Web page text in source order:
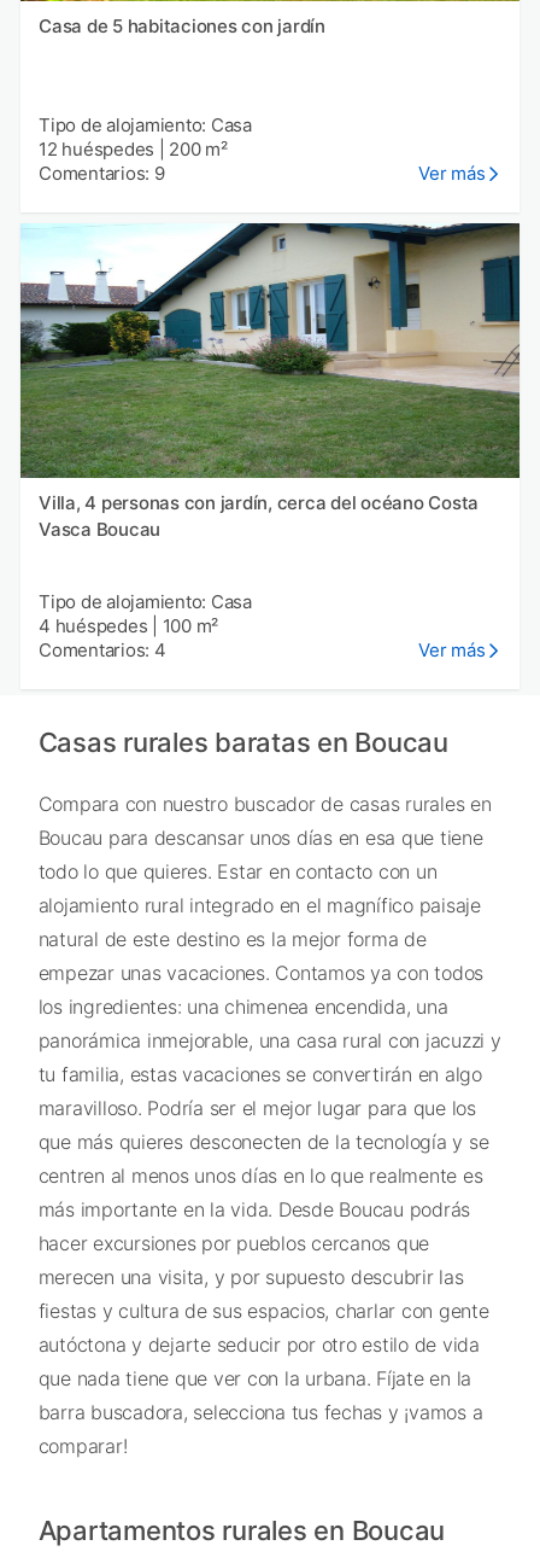
Casa de 5 habitaciones con jardín
Tipo de alojamiento: Casa
12 huéspedes
200 m²
Comentarios: 9
Ver más
Villa, 4 personas con jardín, cerca del océano Costa
Vasca Boucau
Tipo de alojamiento: Casa
4 huéspedes
100 m²
Comentarios: 4
Ver más
Casas rurales baratas en Boucau
Compara con nuestro buscador de casas rurales en
Boucau para descansar unos días en esa que tiene
todo lo que quieres. Estar en contacto con un
alojamiento rural integrado en el magnífico paisaje
natural de este destino es la mejor forma de
empezar unas vacaciones. Contamos ya con todos
los ingredientes: una chimenea encendida, una
panorámica inmejorable, una casa rural con jacuzzi y
tu familia, estas vacaciones se convertirán en algo
maravilloso. Podría ser el mejor lugar para que los
que más quieres desconecten de la tecnología y se
centren al menos unos días en lo que realmente es
más importante en la vida. Desde Boucau podrás
hacer excursiones por pueblos cercanos que
merecen una visita, y por supuesto descubrir las
fiestas y cultura de sus espacios, charlar con gente
autóctona y dejarte seducir por otro estilo de vida
que nada tiene que ver con la urbana. Fíjate en la
barra buscadora, selecciona tus fechas y ¡vamos a
comparar!
Apartamentos rurales en Boucau